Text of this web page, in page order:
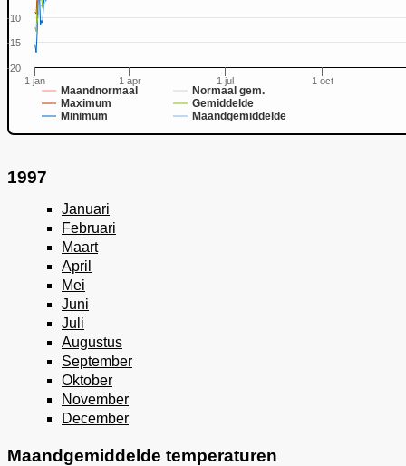
Maandnormaal
Normaal gem.
Maximum
Gemiddelde
Minimum
Maandgemiddelde
1 jan 1 apr 1 jul 1 oct
-20
-15
-10
1997
Januari
Februari
Maart
April
Mei
Juni
Juli
Augustus
September
Oktober
November
December
Maandgemiddelde temperaturen